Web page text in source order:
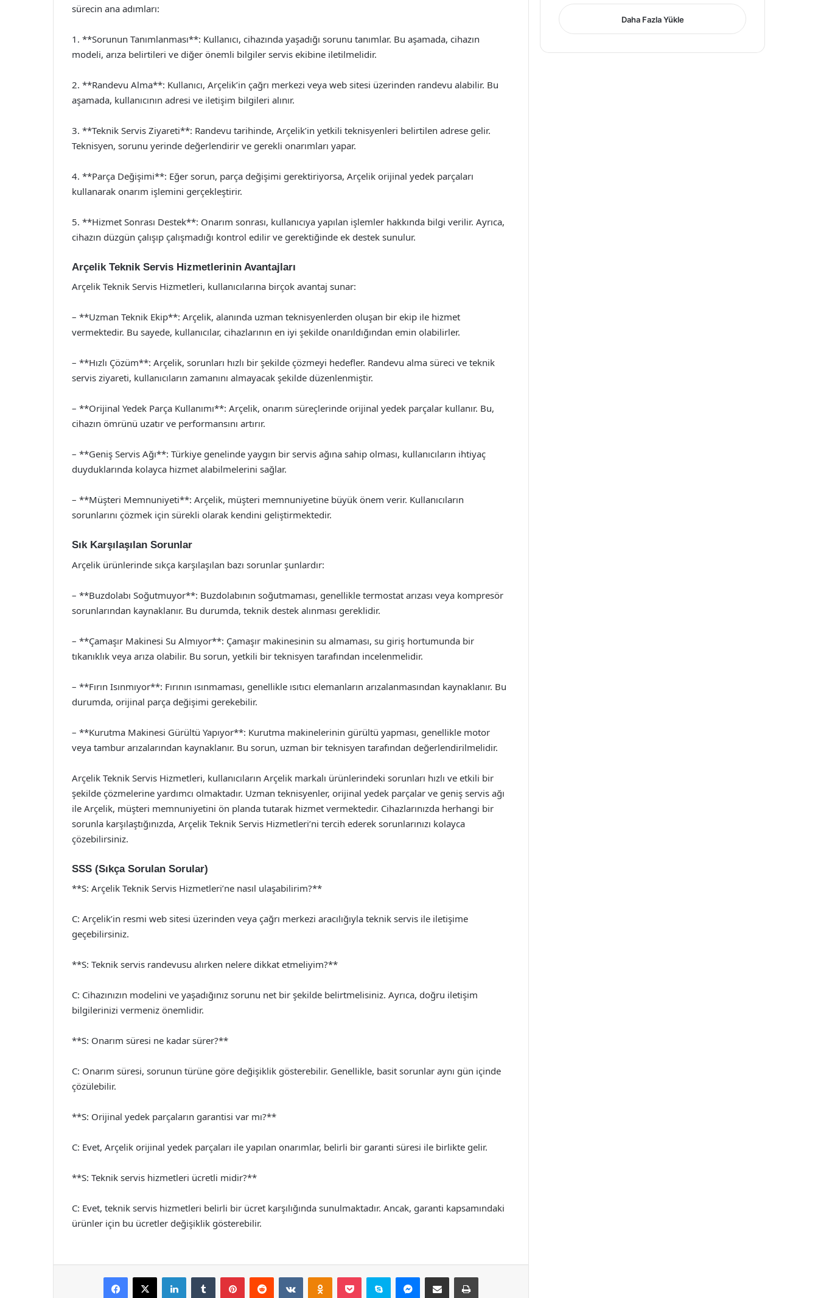
sürecin ana adımları:
1. **Sorunun Tanımlanması**: Kullanıcı, cihazında yaşadığı sorunu tanımlar. Bu aşamada, cihazın
modeli, arıza belirtileri ve diğer önemli bilgiler servis ekibine iletilmelidir.
2. **Randevu Alma**: Kullanıcı, Arçelik’in çağrı merkezi veya web sitesi üzerinden randevu alabilir. Bu
aşamada, kullanıcının adresi ve iletişim bilgileri alınır.
3. **Teknik Servis Ziyareti**: Randevu tarihinde, Arçelik’in yetkili teknisyenleri belirtilen adrese gelir.
Teknisyen, sorunu yerinde değerlendirir ve gerekli onarımları yapar.
4. **Parça Değişimi**: Eğer sorun, parça değişimi gerektiriyorsa, Arçelik orijinal yedek parçaları
kullanarak onarım işlemini gerçekleştirir.
5. **Hizmet Sonrası Destek**: Onarım sonrası, kullanıcıya yapılan işlemler hakkında bilgi verilir. Ayrıca,
cihazın düzgün çalışıp çalışmadığı kontrol edilir ve gerektiğinde ek destek sunulur.
Arçelik Teknik Servis Hizmetlerinin Avantajları
Arçelik Teknik Servis Hizmetleri, kullanıcılarına birçok avantaj sunar:
– **Uzman Teknik Ekip**: Arçelik, alanında uzman teknisyenlerden oluşan bir ekip ile hizmet
vermektedir. Bu sayede, kullanıcılar, cihazlarının en iyi şekilde onarıldığından emin olabilirler.
– **Hızlı Çözüm**: Arçelik, sorunları hızlı bir şekilde çözmeyi hedefler. Randevu alma süreci ve teknik
servis ziyareti, kullanıcıların zamanını almayacak şekilde düzenlenmiştir.
– **Orijinal Yedek Parça Kullanımı**: Arçelik, onarım süreçlerinde orijinal yedek parçalar kullanır. Bu,
cihazın ömrünü uzatır ve performansını artırır.
– **Geniş Servis Ağı**: Türkiye genelinde yaygın bir servis ağına sahip olması, kullanıcıların ihtiyaç
duyduklarında kolayca hizmet alabilmelerini sağlar.
– **Müşteri Memnuniyeti**: Arçelik, müşteri memnuniyetine büyük önem verir. Kullanıcıların
sorunlarını çözmek için sürekli olarak kendini geliştirmektedir.
Sık Karşılaşılan Sorunlar
Arçelik ürünlerinde sıkça karşılaşılan bazı sorunlar şunlardır:
– **Buzdolabı Soğutmuyor**: Buzdolabının soğutmaması, genellikle termostat arızası veya kompresör
sorunlarından kaynaklanır. Bu durumda, teknik destek alınması gereklidir.
– **Çamaşır Makinesi Su Almıyor**: Çamaşır makinesinin su almaması, su giriş hortumunda bir
tıkanıklık veya arıza olabilir. Bu sorun, yetkili bir teknisyen tarafından incelenmelidir.
– **Fırın Isınmıyor**: Fırının ısınmaması, genellikle ısıtıcı elemanların arızalanmasından kaynaklanır. Bu
durumda, orijinal parça değişimi gerekebilir.
– **Kurutma Makinesi Gürültü Yapıyor**: Kurutma makinelerinin gürültü yapması, genellikle motor
veya tambur arızalarından kaynaklanır. Bu sorun, uzman bir teknisyen tarafından değerlendirilmelidir.
Arçelik Teknik Servis Hizmetleri, kullanıcıların Arçelik markalı ürünlerindeki sorunları hızlı ve etkili bir
şekilde çözmelerine yardımcı olmaktadır. Uzman teknisyenler, orijinal yedek parçalar ve geniş servis ağı
ile Arçelik, müşteri memnuniyetini ön planda tutarak hizmet vermektedir. Cihazlarınızda herhangi bir
sorunla karşılaştığınızda, Arçelik Teknik Servis Hizmetleri’ni tercih ederek sorunlarınızı kolayca
çözebilirsiniz.
SSS (Sıkça Sorulan Sorular)
**S: Arçelik Teknik Servis Hizmetleri’ne nasıl ulaşabilirim?**
C: Arçelik’in resmi web sitesi üzerinden veya çağrı merkezi aracılığıyla teknik servis ile iletişime
geçebilirsiniz.
**S: Teknik servis randevusu alırken nelere dikkat etmeliyim?**
C: Cihazınızın modelini ve yaşadığınız sorunu net bir şekilde belirtmelisiniz. Ayrıca, doğru iletişim
bilgilerinizi vermeniz önemlidir.
**S: Onarım süresi ne kadar sürer?**
C: Onarım süresi, sorunun türüne göre değişiklik gösterebilir. Genellikle, basit sorunlar aynı gün içinde
çözülebilir.
**S: Orijinal yedek parçaların garantisi var mı?**
C: Evet, Arçelik orijinal yedek parçaları ile yapılan onarımlar, belirli bir garanti süresi ile birlikte gelir.
**S: Teknik servis hizmetleri ücretli midir?**
C: Evet, teknik servis hizmetleri belirli bir ücret karşılığında sunulmaktadır. Ancak, garanti kapsamındaki
ürünler için bu ücretler değişiklik gösterebilir.
Facebook
X LinkedInTumblr PinterestReddit VKontakteOdnoklassniki
Pocket Skype Messenger
E-Posta ile paylaş Yazdır
Daha Fazla Yükle